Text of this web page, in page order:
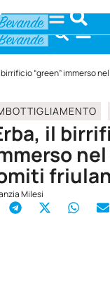
birrificio “green” immerso
il
Milesi